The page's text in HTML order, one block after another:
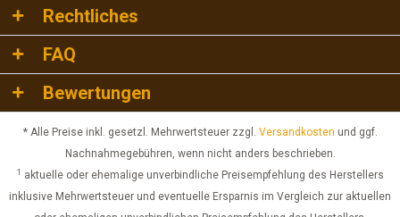
Rechtliches
FAQ
Bewertungen
* Alle Preise inkl. gesetzl. Mehrwertsteuer zzgl. Versandkosten und ggf.
Nachnahmegebühren, wenn nicht anders beschrieben.
1
aktuelle oder ehemalige unverbindliche Preisempfehlung des Herstellers
inklusive Mehrwertsteuer und eventuelle Ersparnis im Vergleich zur aktuellen